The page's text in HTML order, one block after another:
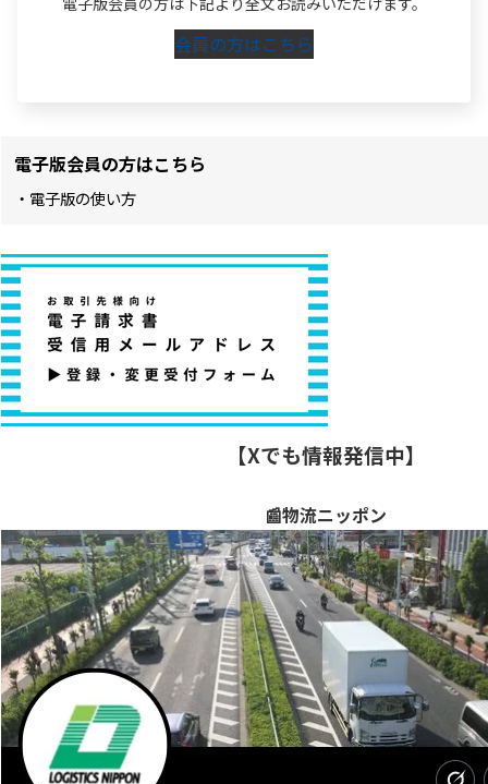
会員の方はこちら
電子版会員の方はこちら
・電子版の使い方
【Xでも情報発信中】
📰物流ニッポン